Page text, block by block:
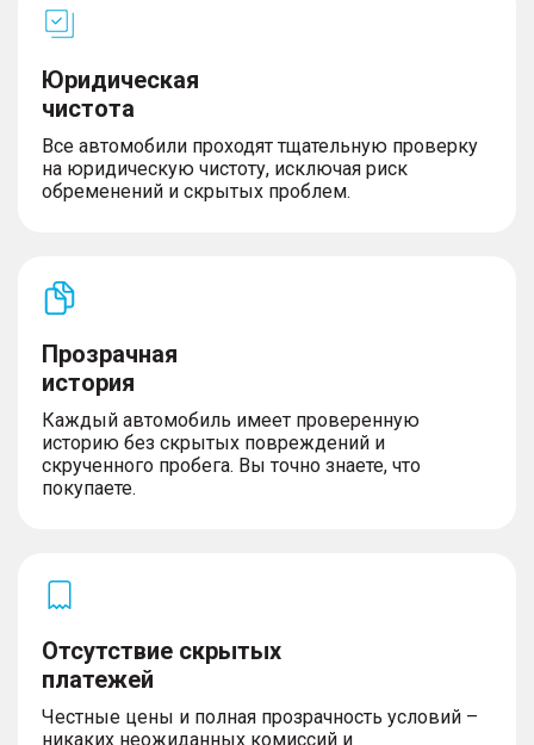
Юридическая
чистота
Все автомобили проходят тщательную проверку
на юридическую чистоту, исключая риск
обременений и скрытых проблем.
Прозрачная
история
Каждый автомобиль имеет проверенную
историю без скрытых повреждений и
скрученного пробега. Вы точно знаете, что
покупаете.
Отсутствие скрытых
платежей
Честные цены и полная прозрачность условий –
никаких неожиданных комиссий и